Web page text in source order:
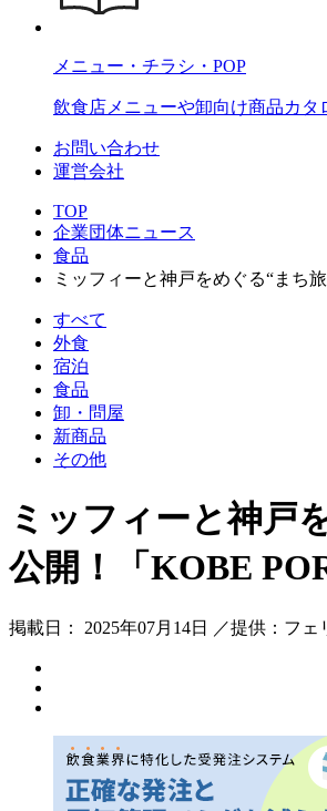
メニュー・チラシ・POP
飲食店メニューや卸向け商品カタ
お問い合わせ
運営会社
TOP
企業団体ニュース
食品
ミッフィーと神戸をめぐる“まち
すべて
外食
宿泊
食品
卸・問屋
新商品
その他
ミッフィーと神戸
公開！「KOBE
掲載日： 2025年07月14日 ／提供：フェ